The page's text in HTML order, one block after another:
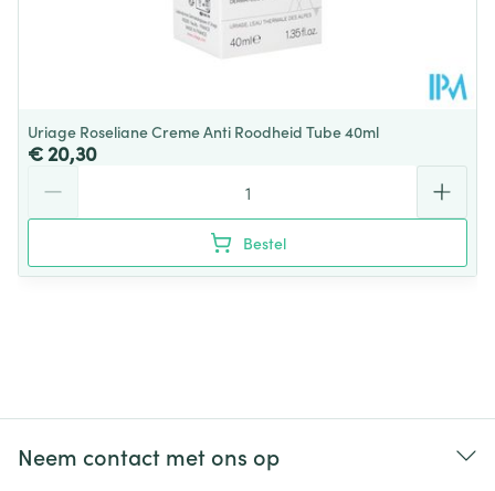
Uriage Roseliane Creme Anti Roodheid Tube 40ml
€ 20,30
Bestel
Neem contact met ons op